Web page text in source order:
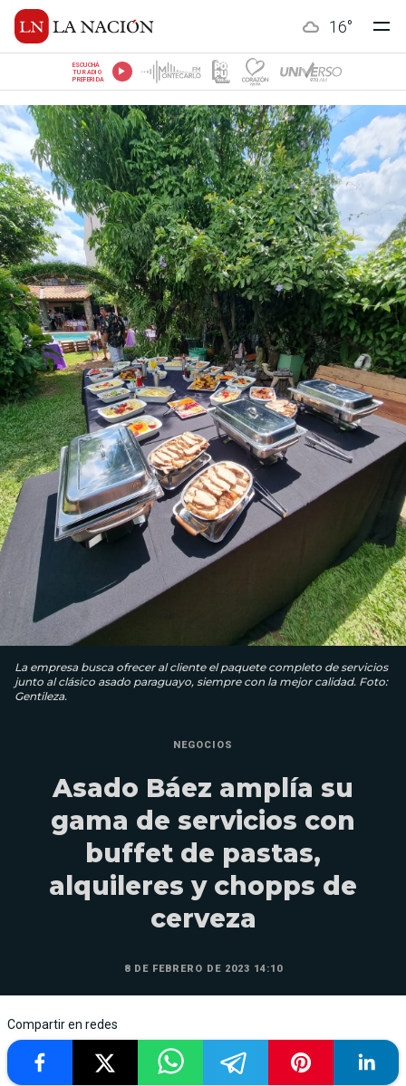
16°
ESCUCHÁ
TU RADIO
PREFERIDA
La empresa busca ofrecer al cliente el paquete completo de servicios
junto al clásico asado paraguayo, siempre con la mejor calidad. Foto:
Gentileza.
NEGOCIOS
Asado Báez amplía su
gama de servicios con
buffet de pastas,
alquileres y chopps de
cerveza
8 DE FEBRERO DE 2023 14:10
Compartir en redes